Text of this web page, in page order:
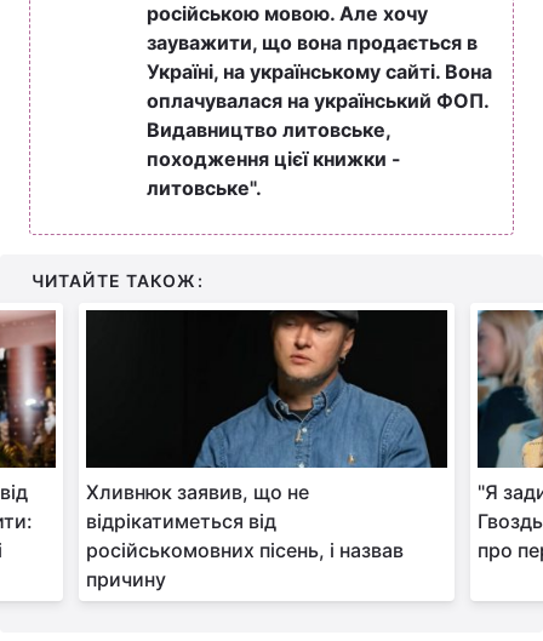
російською мовою. Але хочу
зауважити, що вона продається в
Україні, на українському сайті. Вона
оплачувалася на український ФОП.
Видавництво литовське,
походження цієї книжки -
литовське".
ЧИТАЙТЕ ТАКОЖ:
Хливнюк заявив, що не
відрікатиметься від
російськомовних пісень, і назвав
причину
"Я
про